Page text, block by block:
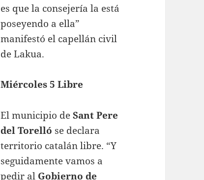
es que la consejería la está
poseyendo a ella”
manifestó el capellán civil
de Lakua.
Miércoles 5 Libre
El municipio deSant Pere
del Torelló se declara
territorio catalán libre. “Y
seguidamente vamos a
pedir al Gobierno de